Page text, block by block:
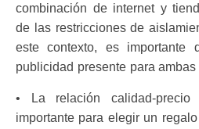
combinación de internet y
de las restricciones de
este contexto, es importante
publicidad presente para
• La relación calidad-
importante para elegir un